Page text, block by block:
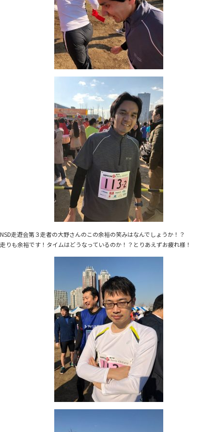
NSD走遊会第３走者の大野さんのこの余裕の笑みはなんでしょうか！？
走りも余裕です！タイムはどうなっているのか！？とりあえずお疲れ様！